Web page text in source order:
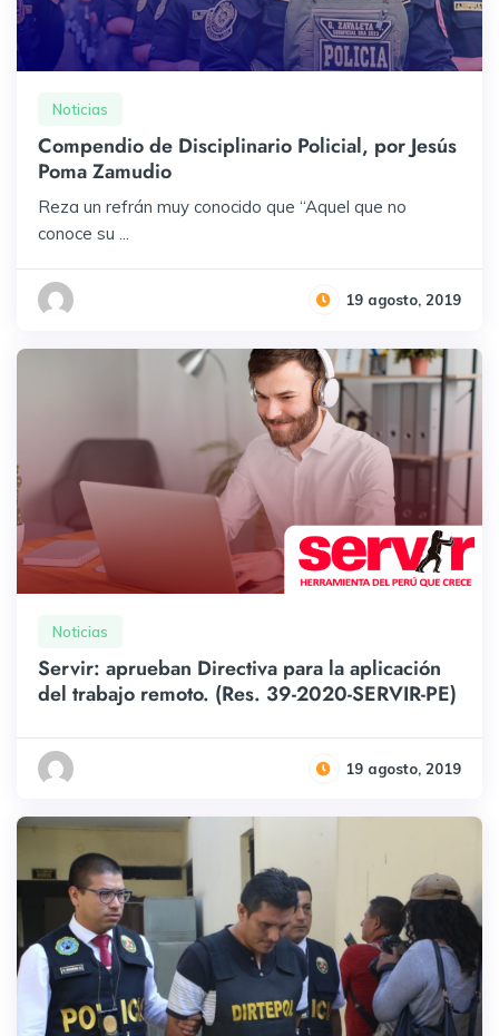
Noticias
Compendio de Disciplinario Policial, por Jesús
Poma Zamudio
Reza un refrán muy conocido que “Aquel que no
conoce su ...
19 agosto, 2019
Noticias
Servir: aprueban Directiva para la aplicación
del trabajo remoto. (Res. 39-2020-SERVIR-PE)
19 agosto, 2019